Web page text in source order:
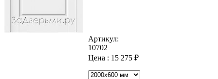
Артикул:
10702
Цена : 15 275 ₽